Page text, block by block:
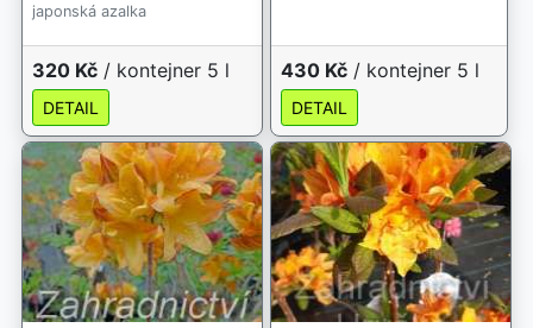
japonská azalka
320 Kč / kontejner 5 l
DETAIL
430 Kč / kontejner 5 l
DETAIL